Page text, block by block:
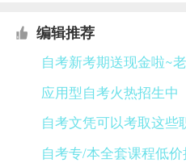
编辑推荐
自考新考期送现金啦~
应用型自考火热招生中
自考文凭可以考取这些
自考专/本全套课程低